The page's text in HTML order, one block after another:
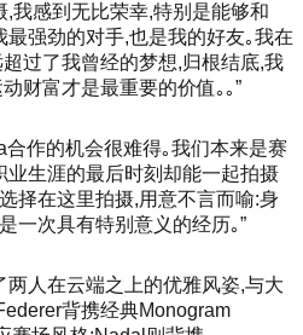
我感到无比荣幸,特别是能够和
最强劲的对手,也是我的好友｡我在
过了我曾经的梦想,归根结底,我
财富才是最重要的价值｡｡”
合作的机会很难得｡我们本来是赛
生涯的最后时刻却能一起拍摄
择在这里拍摄,用意不言而喻:身
一次具有特别意义的经历｡”
两人在云端之上的优雅风姿,与大
背携经典Monogram